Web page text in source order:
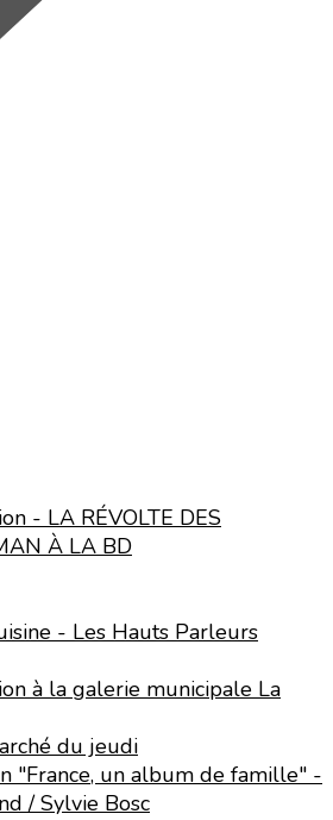
- LA RÉVOLTE DES
À LA BD
- Les Hauts Parleurs
à la galerie municipale La
du jeudi
"France, un album de famille" -
/ Sylvie Bosc